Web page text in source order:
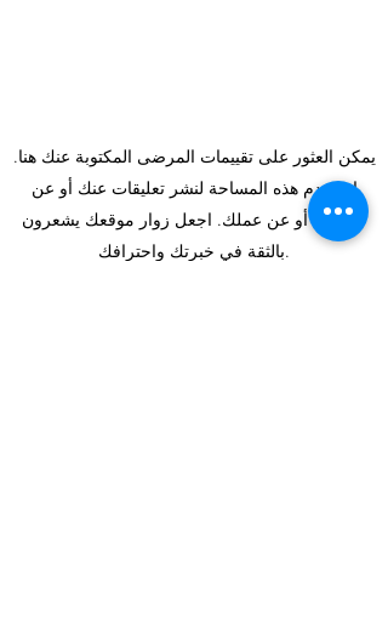
يمكن العثور على تقييمات المرضى المكتوبة عنك هنا.
استخدم هذه المساحة لنشر تعليقات عنك أو عن
خدماتك أو عن عملك. اجعل زوار موقعك يشعرون
بالثقة في خبرتك واحترافك.